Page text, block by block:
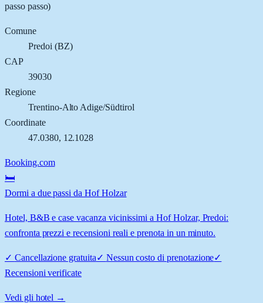
passo passo)
Comune
Predoi (BZ)
CAP
39030
Regione
Trentino-Alto Adige/Südtirol
Coordinate
47.0380, 12.1028
Booking.com
🛏️
Dormi a due passi da Hof Holzar
Hotel, B&B e case vacanza vicinissimi a Hof Holzar, Predoi:
confronta prezzi e recensioni reali e prenota in un minuto.
✓ Cancellazione gratuita✓ Nessun costo di prenotazione✓
Recensioni verificate
Vedi gli hotel →